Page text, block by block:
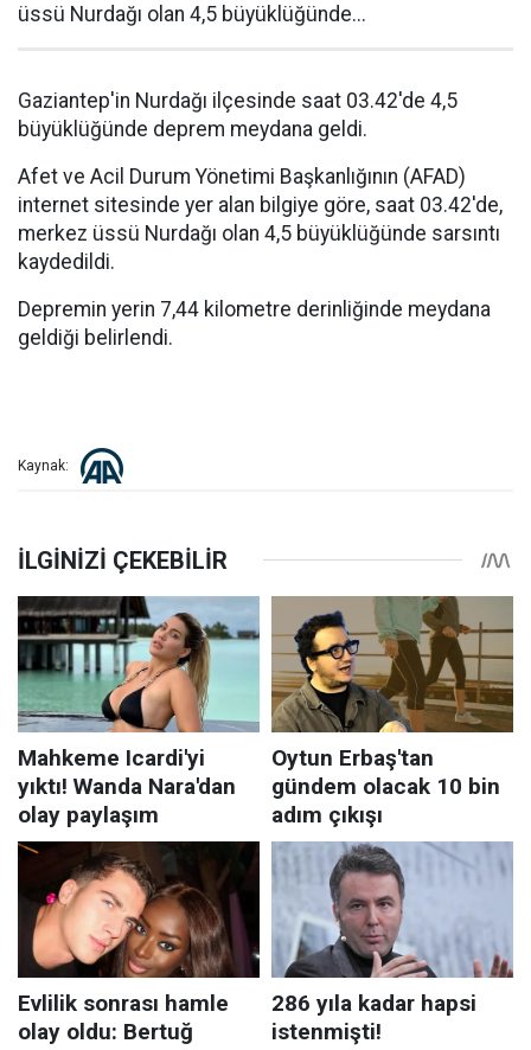
üssü Nurdağı olan 4,5 büyüklüğünde...
Gaziantep'in Nurdağı ilçesinde saat 03.42'de 4,5
büyüklüğünde deprem meydana geldi.
Afet ve Acil Durum Yönetimi Başkanlığının (AFAD)
internet sitesinde yer alan bilgiye göre, saat 03.42'de,
merkez üssü Nurdağı olan 4,5 büyüklüğünde sarsıntı
kaydedildi.
Depremin yerin 7,44 kilometre derinliğinde meydana
geldiği belirlendi.
Kaynak: